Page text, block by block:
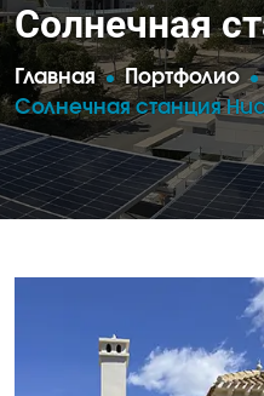
Солнечная
Главная
Портфолио
Солнечная станция